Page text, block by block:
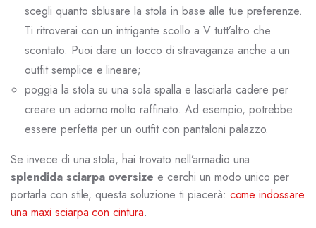
scegli quanto sblusare la stola in base alle tue preferenze.
Ti ritroverai con un intrigante scollo a V tutt’altro che
scontato. Puoi dare un tocco di stravaganza anche a un
outfit semplice e lineare;
poggia la stola su una sola spalla e lasciarla cadere per
creare un adorno molto raffinato. Ad esempio, potrebbe
essere perfetta per un outfit con pantaloni palazzo.
Se invece di una stola, hai trovato nell’armadio una
splendida sciarpa oversize e cerchi un modo unico per
portarla con stile, questa soluzione ti piacerà: come indossare
una maxi sciarpa con cintura.